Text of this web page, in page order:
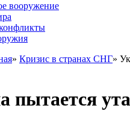
вооружение
» Кризис в странах СНГ»
пытается